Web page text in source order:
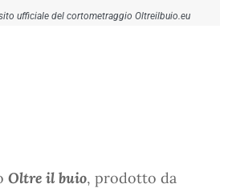
ufficiale del cortometraggio Oltreilbuio.eu
Oltre il buio, prodotto da